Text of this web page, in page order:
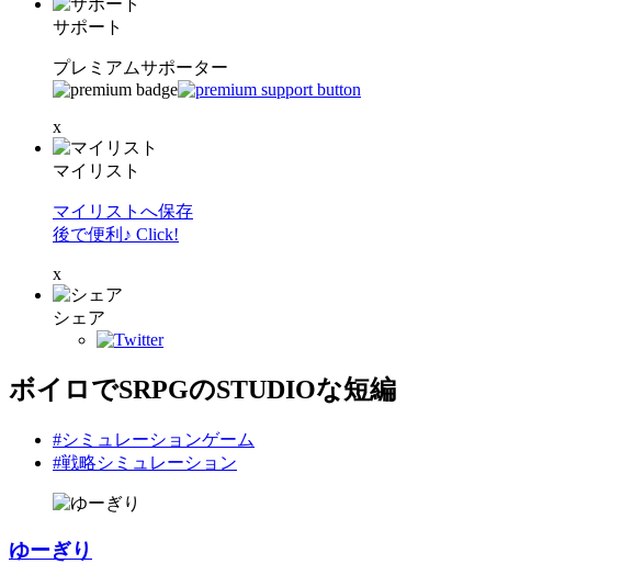
サポート
プレミアムサポーター
x
マイリスト
マイリストへ保存
後で便利♪ Click!
x
シェア
ボイロでSRPGのSTUDIOな短編
#シミュレーションゲーム
#戦略シミュレーション
ゆーぎり